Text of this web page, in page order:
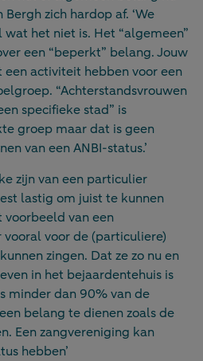
Bergh zich hardop af. ‘We
het niet is. Het “algemeen”
een “beperkt” belang. Jouw
activiteit hebben voor een
“Achterstandsvrouwen
specifieke stad” is
groep maar dat is geen
van een ANBI-status.’
zijn van een particulier
lastig om juist te kunnen
voorbeeld van een
voor de (particuliere)
zingen. Dat ze zo nu en
in het bejaardentehuis is
minder dan 90% van de
belang te dienen zoals de
Een zangvereniging kan
hebben’